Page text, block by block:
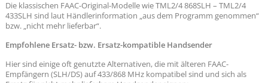
Die klassischen FAAC-Original-Modelle wie TML2/4 868SLH – TML2/4
433SLH sind laut Händlerinformation „aus dem Programm genommen“
bzw. „nicht mehr lieferbar“.
Empfohlene Ersatz- bzw. Ersatz-kompatible Handsender
Hier sind einige oft genutzte Alternativen, die mit älteren FAAC-
Empfängern (SLH/DS) auf 433/868 MHz kompatibel sind und sich als